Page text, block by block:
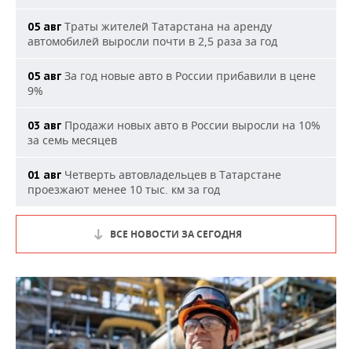
05 авг Траты жителей Татарстана на аренду
автомобилей выросли почти в 2,5 раза за год
05 авг За год новые авто в России прибавили в цене
9%
03 авг Продажи новых авто в России выросли на 10%
за семь месяцев
01 авг Четверть автовладельцев в Татарстане
проезжают менее 10 тыс. км за год
ВСЕ НОВОСТИ ЗА СЕГОДНЯ